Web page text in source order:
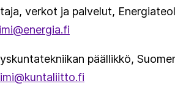
verkot ja palvelut,
päällikkö,